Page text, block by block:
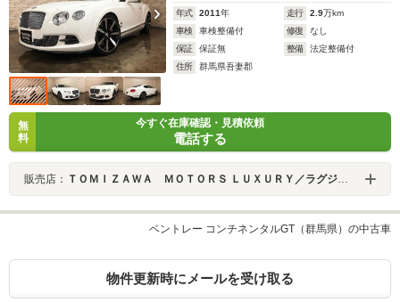
年式 2011年 走行 2.9万km
車検
車検整備付 修復
なし
保証
保証無 整備
法定整備付
住所
群馬県吾妻郡
無
料
今すぐ在庫確認・見積依頼
電話する
販売店： ＴＯＭＩＺＡＷＡ ＭＯＴＯＲＳ ＬＵＸＵＲＹ／ラグジュアリー
ベントレー コンチネンタルGT（群馬県）の中古車
物件更新時にメールを受け取る